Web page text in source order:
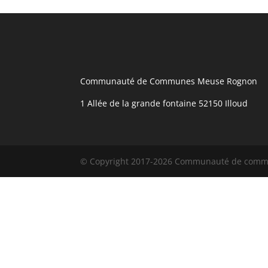
Communauté de Communes Meuse Rognon
1 Allée de la grande fontaine 52150 Illoud
© Copyright 2017-2026 Communauté de